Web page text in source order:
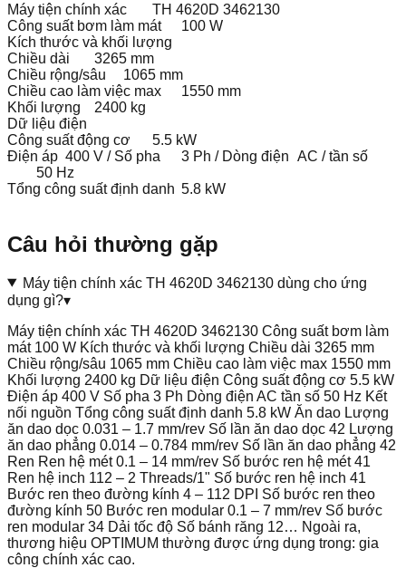
Máy tiện chính xác
TH 4620D 3462130
Công suất bơm làm mát
100 W
Kích thước và khối lượng
Chiều dài
3265 mm
Chiều rộng/sâu
1065 mm
Chiều cao làm việc max
1550 mm
Khối lượng
2400 kg
Dữ liệu điện
Công suất động cơ
5.5 kW
Điện áp 400 V / Số pha 3 Ph / Dòng điện AC / tần số
50 Hz
Tổng công suất định danh 5.8 kW
Câu hỏi thường gặp
Máy tiện chính xác TH 4620D 3462130 dùng cho ứng
dụng gì?▾
Máy tiện chính xác TH 4620D 3462130 Công suất bơm làm
mát 100 W Kích thước và khối lượng Chiều dài 3265 mm
Chiều rộng/sâu 1065 mm Chiều cao làm việc max 1550 mm
Khối lượng 2400 kg Dữ liệu điện Công suất động cơ 5.5 kW
Điện áp 400 V Số pha 3 Ph Dòng điện AC tần số 50 Hz Kết
nối nguồn Tổng công suất định danh 5.8 kW Ăn dao Lượng
ăn dao dọc 0.031 – 1.7 mm/rev Số lần ăn dao dọc 42 Lượng
ăn dao phẳng 0.014 – 0.784 mm/rev Số lần ăn dao phẳng 42
Ren Ren hệ mét 0.1 – 14 mm/rev Số bước ren hệ mét 41
Ren hệ inch 112 – 2 Threads/1" Số bước ren hệ inch 41
Bước ren theo đường kính 4 – 112 DPI Số bước ren theo
đường kính 50 Bước ren modular 0.1 – 7 mm/rev Số bước
ren modular 34 Dải tốc độ Số bánh răng 12… Ngoài ra,
thương hiệu OPTIMUM thường được ứng dụng trong: gia
công chính xác cao.